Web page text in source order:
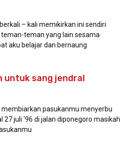
– kali memikirkan ini sendiri
teman yang lain sesama
aku belajar dan bernaung
untuk sang jendral
pasukanmu menyerbu
27 juli ‘96 di jalan diponegoro masikah